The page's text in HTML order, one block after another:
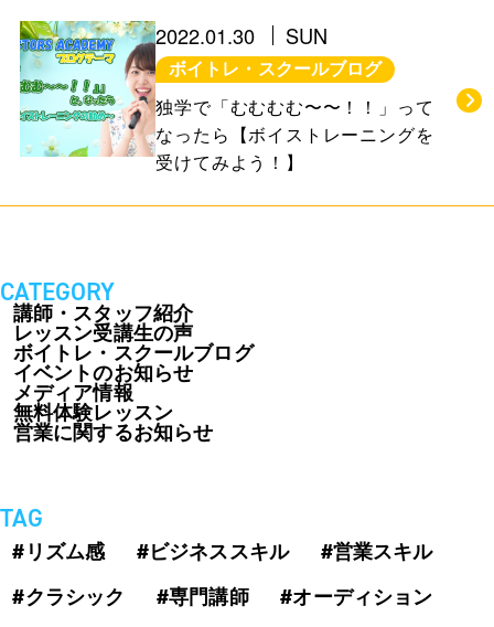
お知らせ＆ブログ
会社概要
FREE TRIAL
お問い合わせ
TEL
2022.01.30 SUN
ボイトレ・スクールブログ
独学で「むむむむ〜〜！！」って
なったら【ボイストレーニングを
受けてみよう！】
CATEGORY
講師・スタッフ紹介
レッスン受講生の声
ボイトレ・スクールブログ
イベントのお知らせ
メディア情報
無料体験レッスン
営業に関するお知らせ
TAG
#リズム感 #ビジネススキル
#営業スキル
#クラシック
#専門講師
#オーディション